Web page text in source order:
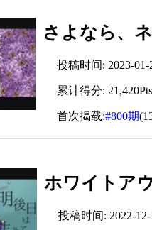
さよなら、
投稿时间: 2023-01-
累计得分:
首次揭载:#800期
ホワイトア
投稿时间: 2022-12-